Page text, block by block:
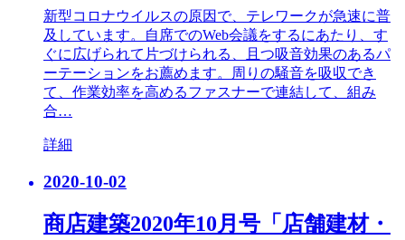
新型コロナウイルスの原因で、テレワークが急速に普
及しています。自席でのWeb会議をするにあたり、す
ぐに広げられて片づけられる、且つ吸音効果のあるパ
ーテーションをお薦めます。周りの騒音を吸収でき
て、作業効率を高めるファスナーで連結して、組み
合…
詳細
2020-10-02
商店建築2020年10月号「店舗建材・